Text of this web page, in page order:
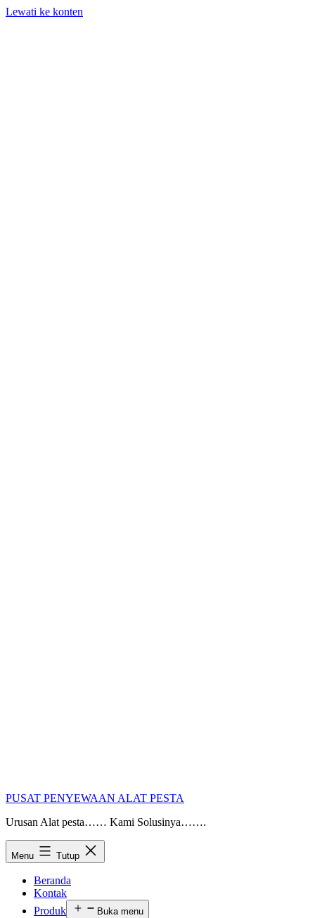
Lewati ke konten
PUSAT PENYEWAAN ALAT PESTA
Urusan Alat pesta…… Kami Solusinya…….
Menu Tutup
Beranda
Kontak
Produk
Buka menu